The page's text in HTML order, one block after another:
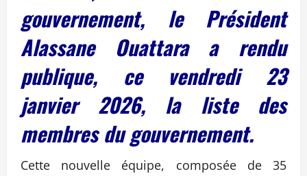
gouvernement, le Président
Alassane Ouattara a rendu
publique, ce vendredi 23
janvier 2026, la liste des
membres du gouvernement.
Cette nouvelle équipe, composée de 35